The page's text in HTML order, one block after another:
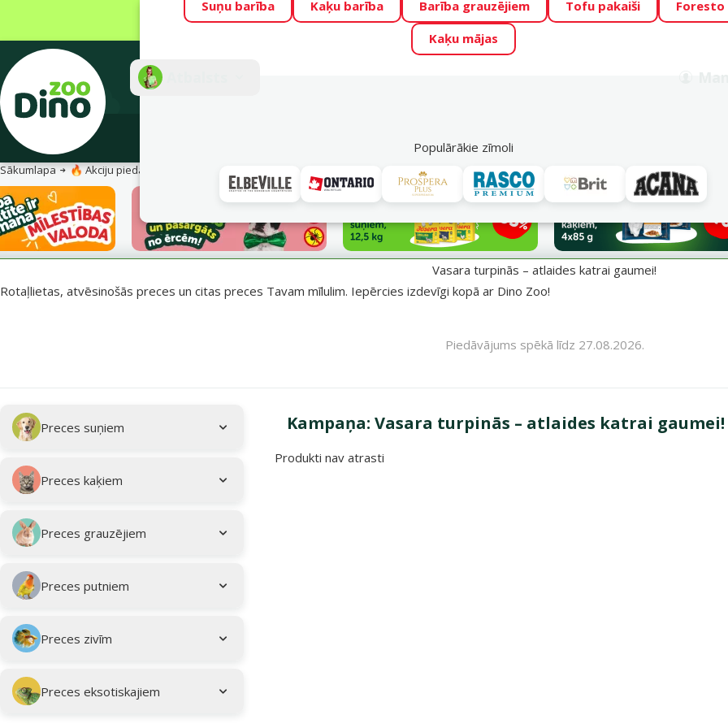
Visu mēnesi Dino Zoo piedāvā lieliskas cenas mīluļu TOP barībām! 🍖 →
Fotokonkurss “GADA ŪSAIŅI”! Varbūt tieši Tavs mīlulis būs 2027. gada
Suņu barība Kaķu barība Barība grauzējiem Tofu pakaiši
Foresto
Kaķu mājas
Populārākie zīmoli
Akciju piedāvājumi
Sākumlapa 🔥 Akciju piedāvājumi
Vasara turpinās – atlaides katrai gaumei!
Rotaļlietas, atvēsinošās preces un citas preces Tavam mīlulim. Iepērcies izdevīgi kopā ar Dino Zoo!
Piedāvājums spēkā līdz 27.08.2026.
Apakškategorija
Preces suņiem
Preces kaķiem
Preces grauzējiem
Preces putniem
Preces zivīm
Preces eksotiskajiem
Atlasītie filtri
Kampaņa: Vasara turpinās – atlaides katrai gaumei!
Kampaņa: "Vasara turpinās – atlaides katrai gaumei!"
Produkti nav atrasti